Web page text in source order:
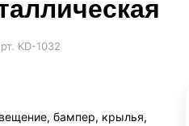
KD-1032
бампер, крылья,